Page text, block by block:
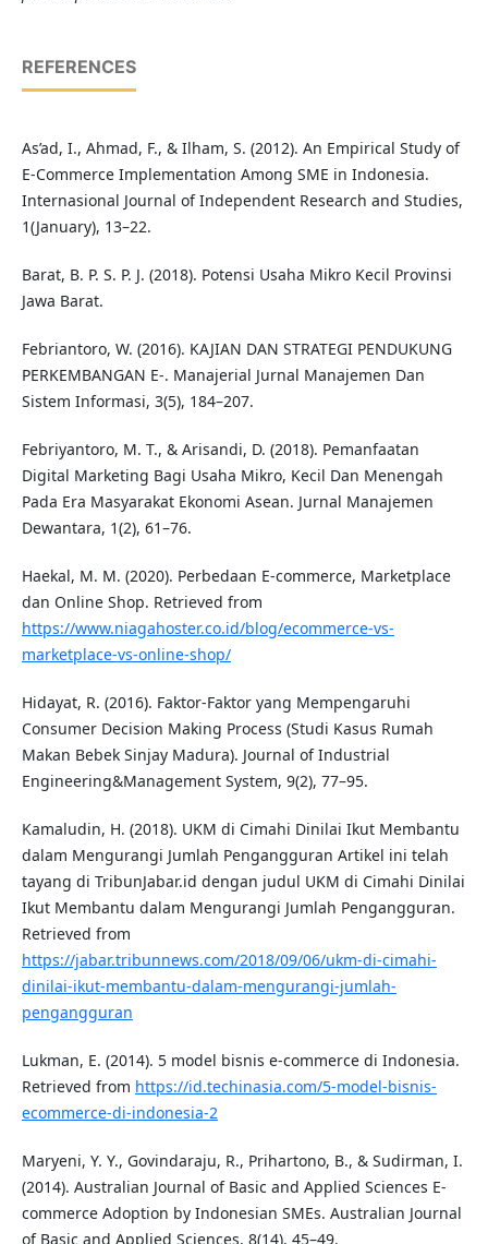
REFERENCES
As’ad, I., Ahmad, F., & Ilham, S. (2012). An Empirical Study of
E-Commerce Implementation Among SME in Indonesia.
Internasional Journal of Independent Research and Studies,
1(January), 13–22.
Barat, B. P. S. P. J. (2018). Potensi Usaha Mikro Kecil Provinsi
Jawa Barat.
Febriantoro, W. (2016). KAJIAN DAN STRATEGI PENDUKUNG
PERKEMBANGAN E-. Manajerial Jurnal Manajemen Dan
Sistem Informasi, 3(5), 184–207.
Febriyantoro, M. T., & Arisandi, D. (2018). Pemanfaatan
Digital Marketing Bagi Usaha Mikro, Kecil Dan Menengah
Pada Era Masyarakat Ekonomi Asean. Jurnal Manajemen
Dewantara, 1(2), 61–76.
Haekal, M. M. (2020). Perbedaan E-commerce, Marketplace
dan Online Shop. Retrieved from
https://www.niagahoster.co.id/blog/ecommerce-vs-
marketplace-vs-online-shop/
Hidayat, R. (2016). Faktor-Faktor yang Mempengaruhi
Consumer Decision Making Process (Studi Kasus Rumah
Makan Bebek Sinjay Madura). Journal of Industrial
Engineering&Management System, 9(2), 77–95.
Kamaludin, H. (2018). UKM di Cimahi Dinilai Ikut Membantu
dalam Mengurangi Jumlah Pengangguran Artikel ini telah
tayang di TribunJabar.id dengan judul UKM di Cimahi Dinilai
Ikut Membantu dalam Mengurangi Jumlah Pengangguran.
Retrieved from
https://jabar.tribunnews.com/2018/09/06/ukm-di-cimahi-
dinilai-ikut-membantu-dalam-mengurangi-jumlah-
pengangguran
Lukman, E. (2014). 5 model bisnis e-commerce di Indonesia.
Retrieved from https://id.techinasia.com/5-model-bisnis-
ecommerce-di-indonesia-2
Maryeni, Y. Y., Govindaraju, R., Prihartono, B., & Sudirman, I.
(2014). Australian Journal of Basic and Applied Sciences E-
commerce Adoption by Indonesian SMEs. Australian Journal
of Basic and Applied Sciences, 8(14), 45–49.